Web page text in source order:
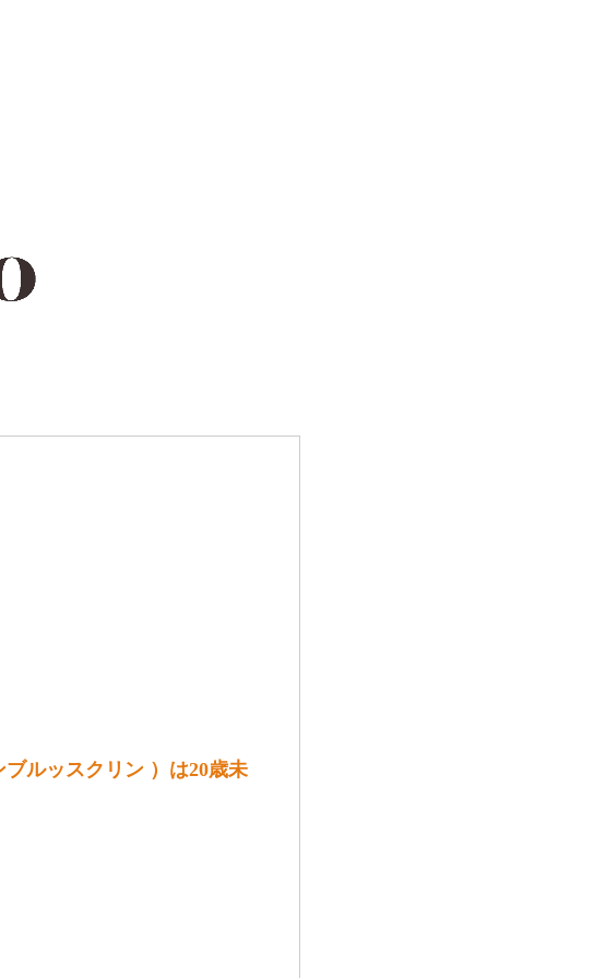
ルッスクリン ）は20歳未